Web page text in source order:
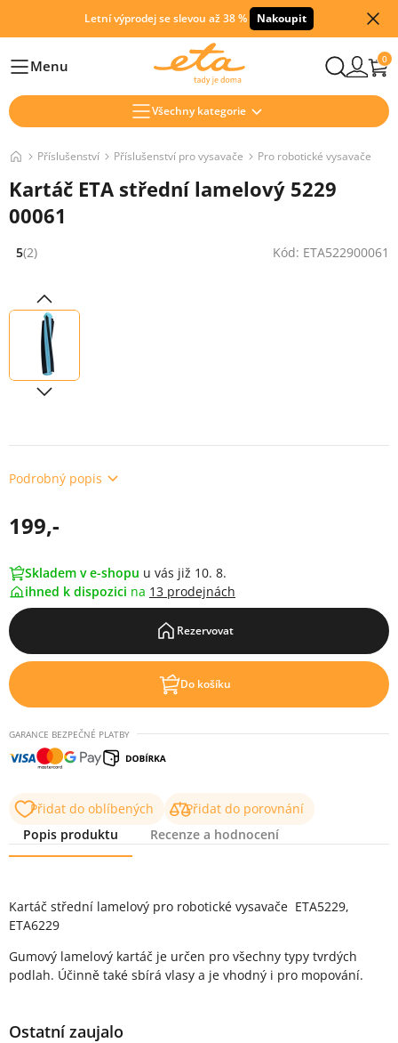
Letní výprodej se slevou až 38 % Nakoupit
HlavníMenu 0
Všechny kategorie
Příslušenství Příslušenství pro vysavače Pro robotické vysavače
Kartáč ETA střední lamelový 5229
00061
Hodnocení: 5 z 5 (2 recenzí)
5(2) Kód: ETA522900061
Podrobný popis
199,-
Skladem v e-shopu u vás již 10. 8.
ihned k dispozici na 13 prodejnách
Rezervovat
Do košíku
GARANCE BEZPEČNÉ PLATBY
Přidat do oblíbených
Přidat do porovnání
Popis produktu
Recenze a hodnocení
Kartáč střední lamelový pro robotické vysavače ETA5229,
ETA6229
Gumový lamelový kartáč je určen pro všechny typy tvrdých
podlah. Účinně také sbírá vlasy a je vhodný i pro mopování.
Ostatní zaujalo